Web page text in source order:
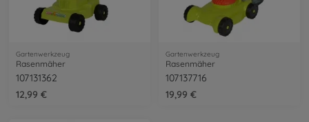
Gartenwerkzeug
Rasenmäher
107131362
12,99 €
Gartenwerkzeug
Rasenmäher
107137716
19,99 €